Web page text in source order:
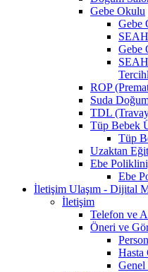
Gebe Okulu
Gebe
Gebe
ROP
Suda
TDL
Tüp Bebek
Tüp
Uzaktan
Ebe
Ebe
İletişim Ulaşım - Dijital
İletişim
Telefon ve
Öneri ve
Hasta